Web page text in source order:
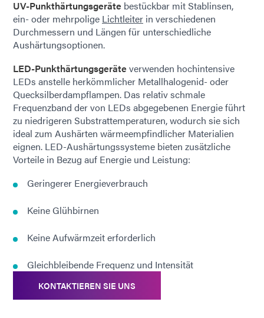
UV-Punkthärtungsgeräte bestückbar mit Stablinsen,
ein- oder mehrpolige Lichtleiter in verschiedenen
Durchmessern und Längen für unterschiedliche
Aushärtungsoptionen.
LED-Punkthärtungsgeräteverwenden hochintensive
LEDs anstelle herkömmlicher Metallhalogenid- oder
Quecksilberdampflampen. Das relativ schmale
Frequenzband der von LEDs abgegebenen Energie führt
zu niedrigeren Substrattemperaturen, wodurch sie sich
ideal zum Aushärten wärmeempfindlicher Materialien
eignen. LED-Aushärtungssysteme bieten zusätzliche
Vorteile in Bezug auf Energie und Leistung:
Geringerer Energieverbrauch
Keine Glühbirnen
Keine Aufwärmzeit erforderlich
Gleichbleibende Frequenz und Intensität
KONTAKTIEREN SIE UNS